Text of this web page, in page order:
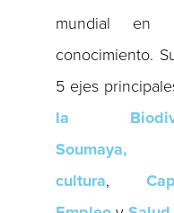
mundial en
conocimiento.
5 ejes
la
Soumaya,
cultura,